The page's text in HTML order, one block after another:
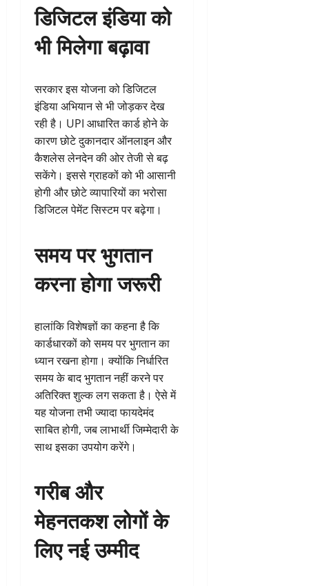
डिजिटल इंडिया को
भी मिलेगा बढ़ावा
सरकार इस योजना को डिजिटल
इंडिया अभियान से भी जोड़कर देख
रही है। UPI आधारित कार्ड होने के
कारण छोटे दुकानदार ऑनलाइन और
कैशलेस लेनदेन की ओर तेजी से बढ़
सकेंगे। इससे ग्राहकों को भी आसानी
होगी और छोटे व्यापारियों का भरोसा
डिजिटल पेमेंट सिस्टम पर बढ़ेगा।
समय पर भुगतान
करना होगा जरूरी
हालांकि विशेषज्ञों का कहना है कि
कार्डधारकों को समय पर भुगतान का
ध्यान रखना होगा। क्योंकि निर्धारित
समय के बाद भुगतान नहीं करने पर
अतिरिक्त शुल्क लग सकता है। ऐसे में
यह योजना तभी ज्यादा फायदेमंद
साबित होगी, जब लाभार्थी जिम्मेदारी के
साथ इसका उपयोग करेंगे।
गरीब और
मेहनतकश लोगों के
लिए नई उम्मीद